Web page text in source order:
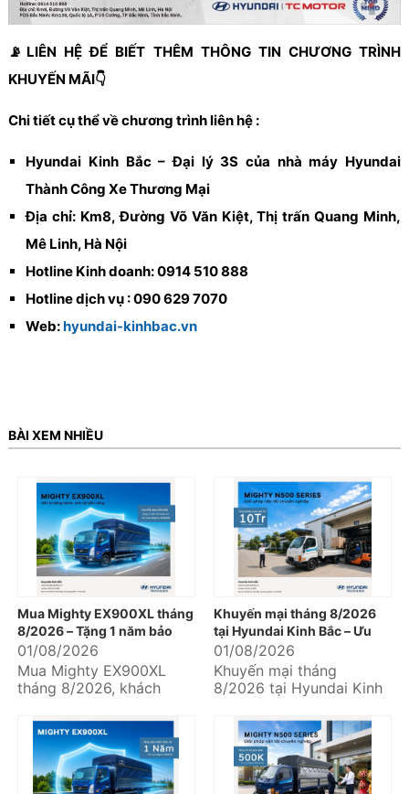
📡LIÊN HỆ ĐỂ BIẾT THÊM THÔNG TIN CHƯƠNG TRÌNH
KHUYẾN MÃI👇
Chi tiết cụ thể về chương trình liên hệ :
Hyundai Kinh Bắc – Đại lý 3S của nhà máy Hyundai
Thành Công Xe Thương Mại
Địa chỉ: Km8, Đường Võ Văn Kiệt, Thị trấn Quang Minh,
Mê Linh, Hà Nội
Hotline Kinh doanh: 0914 510 888
Hotline dịch vụ : 090 629 7070
Web:hyundai-kinhbac.vn
BÀI XEM NHIỀU
Mua Mighty EX900XL tháng
8/2026 – Tặng 1 năm bảo
hiểm thân vỏ
01/08/2026
Mua Mighty EX900XL
tháng 8/2026, khách
tặng 01 năm bảo hiểm
thân vỏ tại Hyundai
Kinh...
Khuyến mại tháng 8/2026
tại Hyundai Kinh Bắc – Ưu
đãi hấp dẫn khi mua xe
Hyundai
01/08/2026
Khuyến mại tháng
8/2026 tại Hyundai Kinh
đãi thiết thực dành cho
khách hàng đang...